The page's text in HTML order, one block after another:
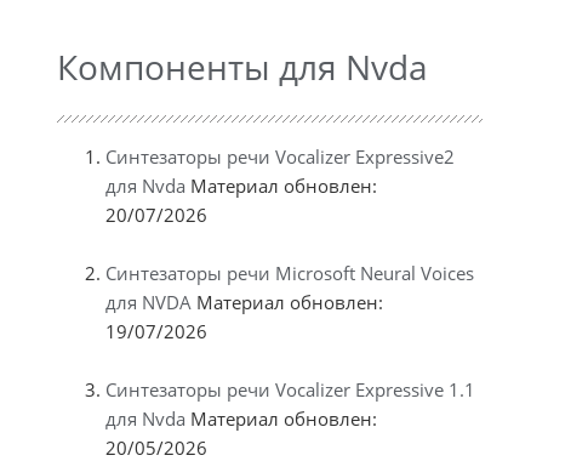
Компоненты для Nvda
Синтезаторы речи Vocalizer Expressive2
для Nvda Материал обновлен:
20/07/2026
Синтезаторы речи Microsoft Neural Voices
для NVDA Материал обновлен:
19/07/2026
Синтезаторы речи Vocalizer Expressive 1.1
для Nvda Материал обновлен:
20/05/2026